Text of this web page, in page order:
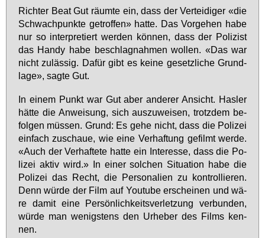
Rich­ter Beat Gut räum­te ein, dass der Ver­tei­di­ger «die
Schwach­punk­te ge­trof­fen» hat­te. Das Vor­ge­hen ha­be
nur so in­ter­pre­tiert wer­den kön­nen, dass der Po­li­zist
das Han­dy ha­be be­schlag­nah­men wol­len. «Das war
nicht zu­läs­sig. Da­für gibt es kei­ne ge­setz­li­che Grund­
la­ge», sag­te Gut.
In ei­nem Punkt war Gut aber an­de­rer An­sicht. Has­ler
hät­te die An­wei­sung, sich aus­zu­wei­sen, trotz­dem be­
fol­gen müs­sen. Grund: Es ge­he nicht, dass die Po­li­zei
ein­fach zu­schaue, wie ei­ne Ver­haf­tung ge­filmt wer­de.
«Auch der Ver­haf­te­te hat­te ein In­ter­es­se, dass die Po­
li­zei ak­tiv wird.» In ei­ner sol­chen Si­tua­ti­on ha­be die
Po­li­zei das Recht, die Per­so­na­li­en zu kon­trol­lie­ren.
Denn wür­de der Film auf Youtube er­schei­nen und wä­
re da­mit ei­ne Per­sön­lich­keits­ver­let­zung ver­bun­den,
wür­de man we­nigs­tens den Ur­he­ber des Films ken­
nen.